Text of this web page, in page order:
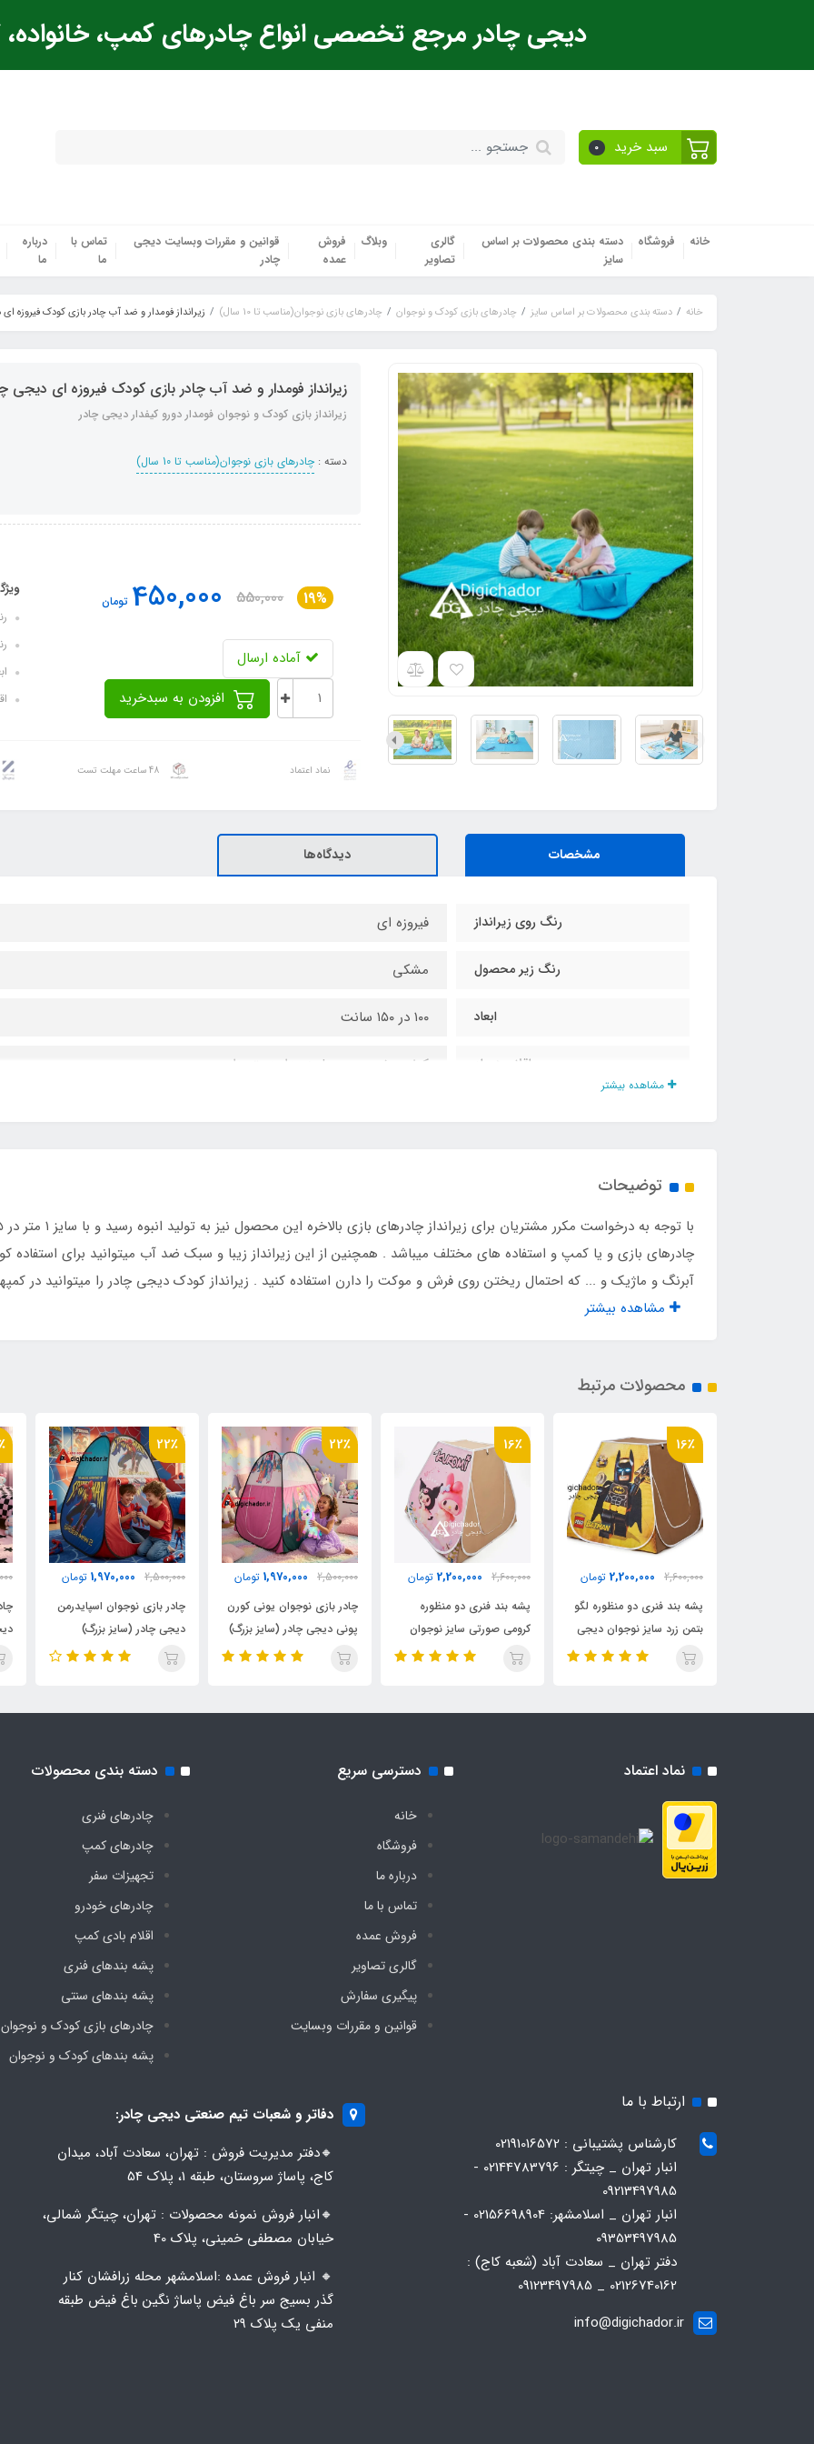
دیجی چادر مرجع تخصصی انواع چادرهای کمپ، خانواده،
سبد خرید 0
خانه فروشگاه
دسته بندی محصولات بر اساس
سایز
گالری
تصاویر
وبلاگ
فروش
عمده
قوانین و مقررات وبسایت دیجی
چادر
تماس با
ما
درباره
ما
خانه دسته بندی محصولات بر اساس سایز چادرهای بازی کودک و نوجوان چادرهای بازی نوجوان(مناسب تا 10 سال) زیرانداز فومدار و ضد آب چادر بازی کودک فیروزه
زیرانداز فومدار و ضد آب چادر بازی کودک فیروزه ای دیجی
زیرانداز بازی کودک و نوجوان فومدار دورو کیفدار دیجی چادر
دسته : چادرهای بازی نوجوان(مناسب تا 10 سال)
19%
550,000
450,000 تومان
آماده ارسال
نماد اعتماد 48 ساعت مهلت تست
مشخصات دیدگاه‌ها
رنگ روی زیرانداز فیروزه ای
رنگ زیر محصول مشکی
ابعاد ۱۰۰ در ۱۵۰ سانت
اقلام همراه کیف مخصوص حمل زیپدار دسته دار
مقاومت در برابر رطوبت دارد
قابلیت شستشو با ماشین لباسشویی
مشاهده بیشتر
توضیحات
چادرهای بازی و یا کمپ و استفاده های مختلف میباشد . همچنین از این زیرانداز زیبا و سبک ضد آب میتوانید برای استفاده
آبرنگ و ماژیک و ... که احتمال ریختن روی فرش و موکت را دارن استفاده کنید . زیرانداز کودک دیجی چادر را میتوانید در
مشاهده بیشتر
محصولات مرتبط
16٪
2,600,000
2,200,000 تومان
پشه بند فنری دو منظوره لگو
بتمن زرد سایز نوجوان دیجی
چادر
16٪
2,600,000
2,200,000 تومان
پشه بند فنری دو منظوره
کرومی صورتی سایز نوجوان
دیجی چادر
22٪
2,500,000
1,970,000 تومان
چادر بازی نوجوان یونی کورن
پونی دیجی چادر (سایز بزرگ)
22٪
2,500,000
1,970,000 تومان
چادر بازی نوجوان اسپایدرمن
دیجی چادر (سایز بزرگ)
نماد اعتماد دسترسی سریع
خانه
فروشگاه
درباره ما
تماس با ما
فروش عمده
گالری تصاویر
پیگیری سفارش
قوانین و مقررات وبسایت
دسته بندی محصولات
چادرهای فنری
چادرهای کمپ
تجهیزات سفر
چادرهای خودرو
اقلام بادی کمپ
پشه‌ بندهای فنری
پشه‌ بندهای سنتی
چادرهای بازی کودک و نوجوان
پشه‌ بندهای کودک و نوجوان
ارتباط با ما
کارشناس پشتیبانی : 02191016572
انبار تهران _ چیتگر : 02144783796 -
09213497985
انبار تهران _ اسلامشهر: 02156698904 -
09353497985
دفتر تهران _ سعادت آباد (شعبه کاج) :
02126740162 _ 09123497985
info@digichador.ir
دفاتر و شعبات تیم صنعتی دیجی چادر:
🔸️​​دفتر مدیریت فروش : تهران، سعادت آباد، میدان
کاج، پاساژ سروستان، طبقه 1، پلاک 54
🔸️​​انبار فروش نمونه محصولات : تهران، چیتگر شمالی،
خیابان مصطفی خمینی، پلاک 40
🔸️ انبار فروش عمده :اسلامشهر محله زرافشان کنار
گذر بسیج سر باغ فیض پاساژ نگین باغ فیض طبقه
منفی یک پلاک ۲۹